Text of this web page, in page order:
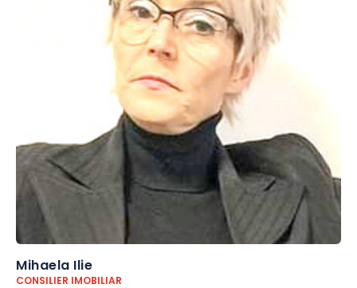
Mihaela Ilie
CONSILIER IMOBILIAR